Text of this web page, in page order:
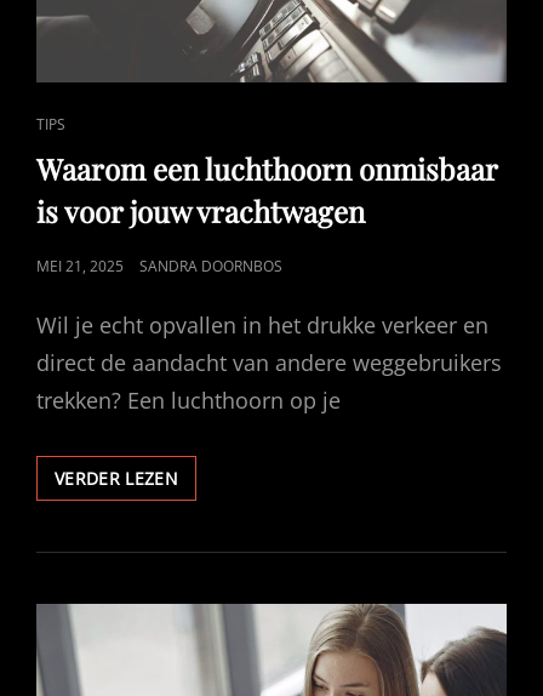
CAT
LINKS
TIPS
Waarom een luchthoorn onmisbaar
is voor jouw vrachtwagen
GEPUBLICEERD
MEI 21, 2025 SANDRA DOORNBOS
Wil je echt opvallen in het drukke verkeer en
direct de aandacht van andere weggebruikers
trekken? Een luchthoorn op je
VERDER LEZEN
EEN
ONMISBAAR
VOOR
JOUW
VRACHTWAGEN